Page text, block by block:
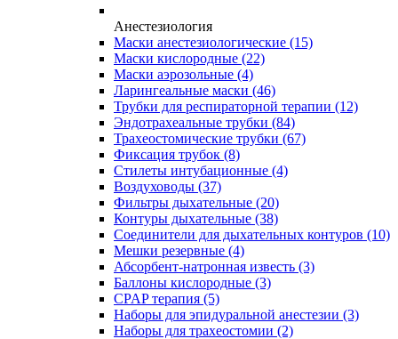
Анестезиология
Маски анестезиологические (15)
Маски кислородные (22)
Маски аэрозольные (4)
Ларингеальные маски (46)
Трубки для респираторной терапии (12)
Эндотрахеальные трубки (84)
Трахеостомические трубки (67)
Фиксация трубок (8)
Стилеты интубационные (4)
Воздуховоды (37)
Фильтры дыхательные (20)
Контуры дыхательные (38)
Соединители для дыхательных контуров (10)
Мешки резервные (4)
Абсорбент-натронная известь (3)
Баллоны кислородные (3)
CPAP терапия (5)
Наборы для эпидуральной анестезии (3)
Наборы для трахеостомии (2)